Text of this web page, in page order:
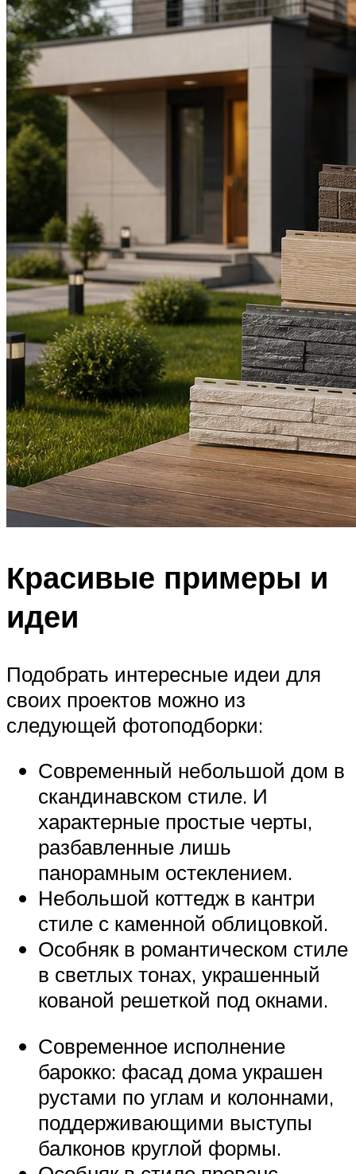
Красивые примеры и
идеи
Подобрать интересные идеи для
своих проектов можно из
следующей фотоподборки:
Современный небольшой дом в
скандинавском стиле. И
характерные простые черты,
разбавленные лишь
панорамным остеклением.
Небольшой коттедж в кантри
стиле с каменной облицовкой.
Особняк в романтическом стиле
в светлых тонах, украшенный
кованой решеткой под окнами.
Современное исполнение
барокко: фасад дома украшен
рустами по углам и колоннами,
поддерживающими выступы
балконов круглой формы.